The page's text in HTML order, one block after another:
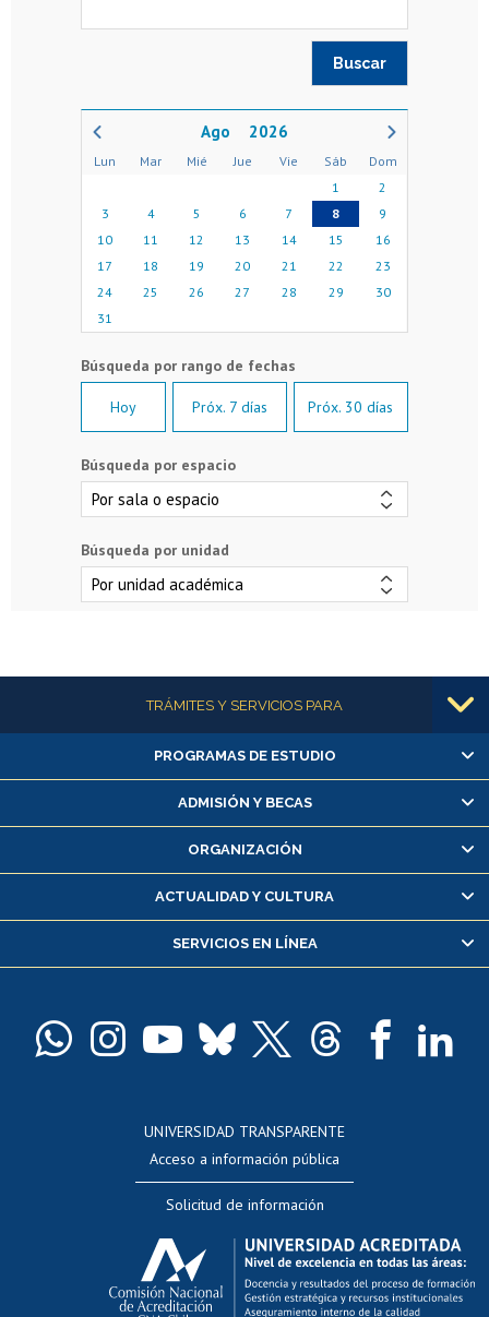
2026
Lun Mar Mié Jue Vie Sáb
Dom
1
2
3
4 5 6 7 8
9
10
11 12 13 14 15
16
17
18 19 20 21 22
23
24
25 26 27 28 29
30
31
Hoy Próx. 7 días Próx. 30 días
Búsqueda por espacio
Búsqueda por unidad
Más informaciónTRÁMITES Y SERVICIOS PARA
Alumnas/os y exalumnas/os
Matrícula en línea
Inscripción y cambio de asignaturas
Consulta y certificado de notas
Servicio médico y dental
Pago de arancel y crédito alumnos
Docentes
Evaluación docente
Calificación académica
Postulación al AUCAI
Funcionarias/os
PROGRAMAS DE ESTUDIO
ADMISIÓN Y BECAS
ORGANIZACIÓN
ACTUALIDAD Y CULTURA
SERVICIOS EN LÍNEA
UNIVERSIDAD TRANSPARENTE
Acceso a información pública
Solicitud de información